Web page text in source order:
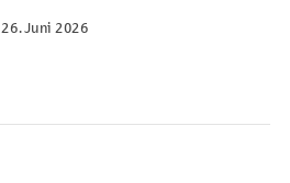
26. Juni 2026